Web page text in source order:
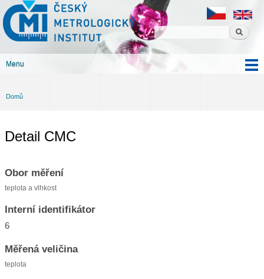
obsahu
Český
metrologický
institut
Menu
Jste zde
Domů
Detail CMC
Obor měření
teplota a vlhkost
Interní identifikátor
6
Měřená veličina
teplota